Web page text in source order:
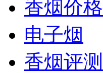
香烟价格
电子烟
香烟评测